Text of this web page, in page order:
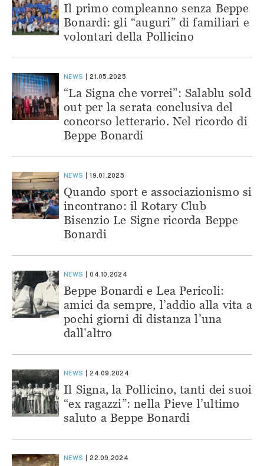
Il primo compleanno senza Beppe
Bonardi: gli “auguri” di familiari e
volontari della Pollicino
NEWS 21.05.2025
“La Signa che vorrei”: Salablu sold
out per la serata conclusiva del
concorso letterario. Nel ricordo di
Beppe Bonardi
NEWS 19.01.2025
Quando sport e associazionismo si
incontrano: il Rotary Club
Bisenzio Le Signe ricorda Beppe
Bonardi
NEWS 04.10.2024
Beppe Bonardi e Lea Pericoli:
amici da sempre, l’addio alla vita a
pochi giorni di distanza l’una
dall’altro
NEWS 24.09.2024
Il Signa, la Pollicino, tanti dei suoi
“ex ragazzi”: nella Pieve l’ultimo
saluto a Beppe Bonardi
NEWS 22.09.2024